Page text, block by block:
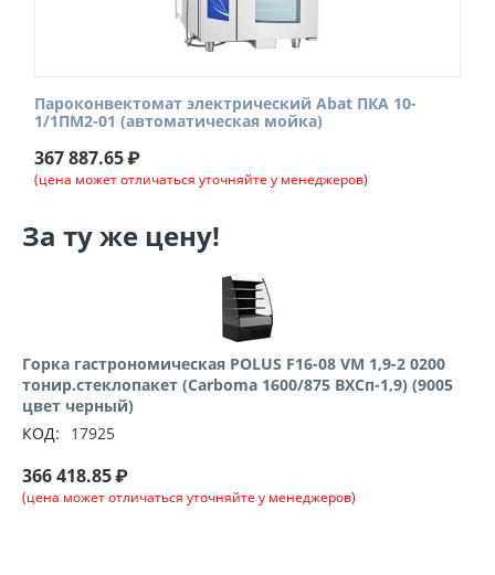
Пароконвектомат электрический Abat ПКА 10-
1/1ПМ2-01 (автоматическая мойка)
367 887.65₽
(цена может отличаться уточняйте у менеджеров)
За ту же цену!
Горка гастрономическая POLUS F16-08 VM 1,9-2 0200
тонир.cтеклопакет (Carboma 1600/875 ВХСп-1,9) (9005
цвет черный)
КОД:
17925
366 418.85₽
(цена может отличаться уточняйте у менеджеров)